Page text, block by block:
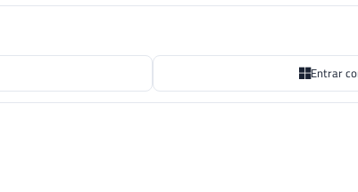
Entrar